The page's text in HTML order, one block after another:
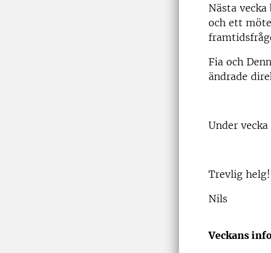
Nästa
och ett
Fia och
ändrade
Under
Trevlig helg!
Nils
Veckans